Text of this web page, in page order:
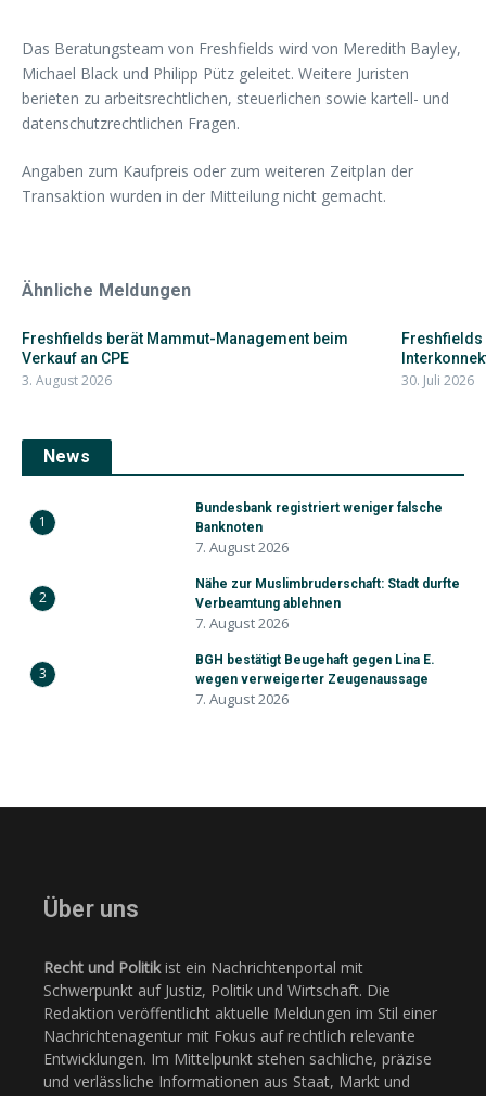
Das Beratungsteam von Freshfields wird von Meredith Bayley,
Michael Black und Philipp Pütz geleitet. Weitere Juristen
berieten zu arbeitsrechtlichen, steuerlichen sowie kartell- und
datenschutzrechtlichen Fragen.
Angaben zum Kaufpreis oder zum weiteren Zeitplan der
Transaktion wurden in der Mitteilung nicht gemacht.
Ähnliche Meldungen
Freshfields berät Mammut-Management beim
Verkauf an CPE
3. August 2026
Freshfields
30. Juli 2026
News
1
Bundesbank registriert weniger falsche
Banknoten
7. August 2026
2
Nähe zur Muslimbruderschaft: Stadt durfte
Verbeamtung ablehnen
7. August 2026
3
BGH bestätigt Beugehaft gegen Lina E.
wegen verweigerter Zeugenaussage
7. August 2026
Über uns
Recht und Politikist ein Nachrichtenportal mit
Schwerpunkt auf Justiz, Politik und Wirtschaft. Die
Redaktion veröffentlicht aktuelle Meldungen im Stil einer
Nachrichtenagentur mit Fokus auf rechtlich relevante
Entwicklungen. Im Mittelpunkt stehen sachliche, präzise
und verlässliche Informationen aus Staat, Markt und